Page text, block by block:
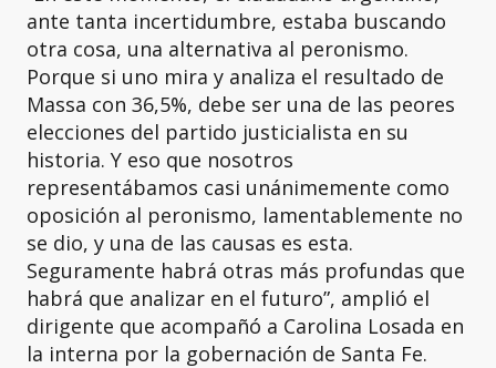
ante tanta incertidumbre, estaba buscando
otra cosa, una alternativa al peronismo.
Porque si uno mira y analiza el resultado de
Massa con 36,5%, debe ser una de las peores
elecciones del partido justicialista en su
historia. Y eso que nosotros
representábamos casi unánimemente como
oposición al peronismo, lamentablemente no
se dio, y una de las causas es esta.
Seguramente habrá otras más profundas que
habrá que analizar en el futuro”, amplió el
dirigente que acompañó a Carolina Losada en
la interna por la gobernación de Santa Fe.